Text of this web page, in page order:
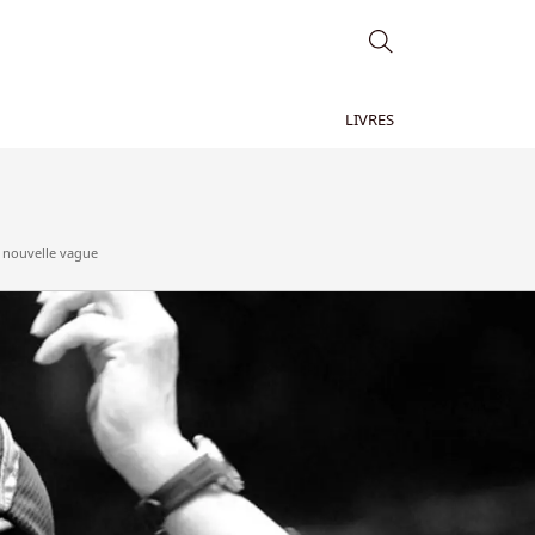
LIVRES
nouvelle vague